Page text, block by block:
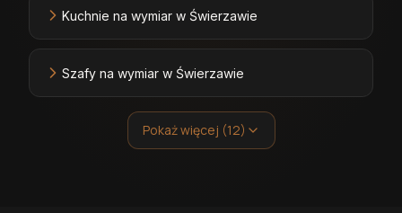
Kuchnie na wymiar w Świerzawie
Szafy na wymiar w Świerzawie
Pokaż więcej (12)